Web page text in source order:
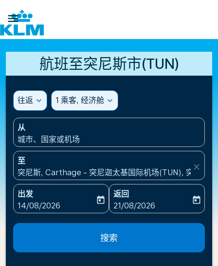

航班至突尼斯市(TUN)
往返 expand_more 1 乘客, 经济舱 expand_more
从
城市、国家或机场
至
突尼斯, Carthage - 突尼迦太基国际机场(TUN), 突尼斯
close
出发
fc-booking-departure-date-aria-label
14/08/2026
today
返回
fc-booking-return-date-
21/08/2026
today
搜索